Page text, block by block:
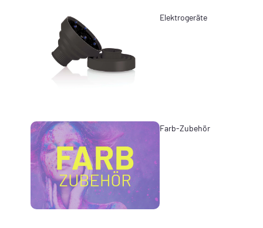
Elektrogeräte
Farb-Zubehör